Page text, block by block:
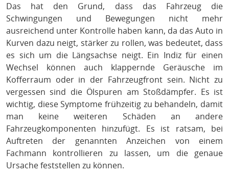
Das hat den Grund, dass das Fahrzeug die
Schwingungen und Bewegungen nicht mehr
ausreichend unter Kontrolle haben kann, da das Auto in
Kurven dazu neigt, stärker zu rollen, was bedeutet, dass
es sich um die Längsachse neigt. Ein Indiz für einen
Wechsel können auch klappernde Geräusche im
Kofferraum oder in der Fahrzeugfront sein. Nicht zu
vergessen sind die Ölspuren am Stoßdämpfer. Es ist
wichtig, diese Symptome frühzeitig zu behandeln, damit
man keine weiteren Schäden an andere
Fahrzeugkomponenten hinzufügt. Es ist ratsam, bei
Auftreten der genannten Anzeichen von einem
Fachmann kontrollieren zu lassen, um die genaue
Ursache feststellen zu können.